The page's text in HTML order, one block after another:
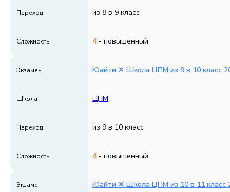
Переход из 8 в 9 класс
Сложность 4 - повышенный
Экзамен Юайти ✕ Школа ЦПМ из 9 в 10 класс
Школа ЦПМ
Переход из 9 в 10 класс
Сложность 4 - повышенный
Экзамен Юайти ✕ Школа ЦПМ из 10 в 11 класс